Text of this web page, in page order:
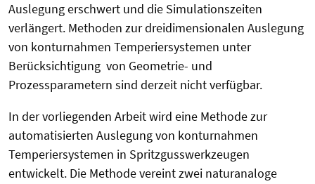
Auslegung erschwert und die Simulationszeiten
verlängert. Methoden zur dreidimensionalen Auslegung
von konturnahmen Temperiersystemen unter
Berücksichtigung von Geometrie- und
Prozessparametern sind derzeit nicht verfügbar.
In der vorliegenden Arbeit wird eine Methode zur
automatisierten Auslegung von konturnahmen
Temperiersystemen in Spritzgusswerkzeugen
entwickelt. Die Methode vereint zwei naturanaloge